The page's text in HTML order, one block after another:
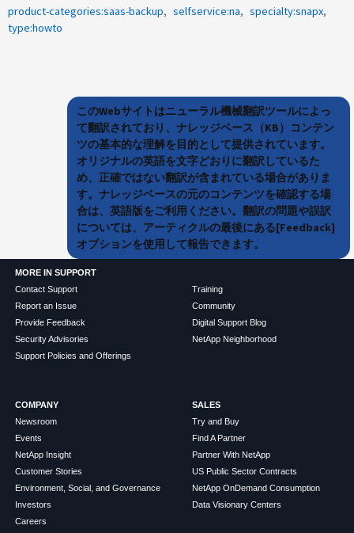
product-categories:saas-backup
selfservice:na
specialty:snapx
type:howto
このWebサイトはニューラル機械翻訳ツールによっ
て翻訳されており、ナレッジベース（KB）コンテン
ツの基本的な理解を目的として提供されています。
オリジナルの英語を文字どおりに翻訳しているた
め、正確ではない翻訳が含まれている場合がありま
す。ナレッジベースの元のコンテンツを確認する場
合は、英語版をご利用ください。翻訳の問題や誤訳
については、アーティクルの最後にある[Feedback]
オプションを使用して報告できます。
MORE IN SUPPORT
Contact Support
Report an Issue
Provide Feedback
Security Advisories
Support Policies and Offerings
Training
Community
Digital Support Blog
NetApp Neighborhood
COMPANY
Newsroom
Events
NetApp Insight
Customer Stories
Environment, Social, and Governance
Investors
Careers
SALES
Try and Buy
Find A Partner
Partner With NetApp
US Public Sector Contracts
NetApp OnDemand Consumption
Data Visionary Centers